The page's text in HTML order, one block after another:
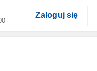
Zaloguj się